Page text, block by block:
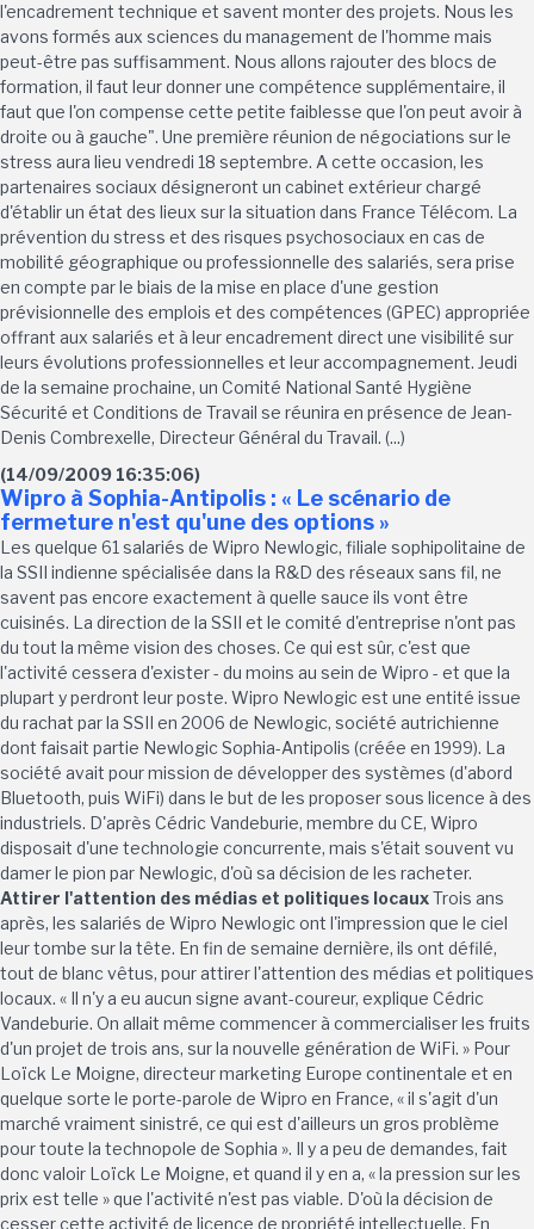
l'encadrement technique et savent monter des projets. Nous les
avons formés aux sciences du management de l'homme mais
peut-être pas suffisamment. Nous allons rajouter des blocs de
formation, il faut leur donner une compétence supplémentaire, il
faut que l'on compense cette petite faiblesse que l'on peut avoir à
droite ou à gauche". Une première réunion de négociations sur le
stress aura lieu vendredi 18 septembre. A cette occasion, les
partenaires sociaux désigneront un cabinet extérieur chargé
d'établir un état des lieux sur la situation dans France Télécom. La
prévention du stress et des risques psychosociaux en cas de
mobilité géographique ou professionnelle des salariés, sera prise
en compte par le biais de la mise en place d'une gestion
prévisionnelle des emplois et des compétences (GPEC) appropriée
offrant aux salariés et à leur encadrement direct une visibilité sur
leurs évolutions professionnelles et leur accompagnement. Jeudi
de la semaine prochaine, un Comité National Santé Hygiène
Sécurité et Conditions de Travail se réunira en présence de Jean-
Denis Combrexelle, Directeur Général du Travail. (...)
(14/09/2009 16:35:06)
Wipro à Sophia-Antipolis : « Le scénario de
fermeture n'est qu'une des options »
Les quelque 61 salariés de Wipro Newlogic, filiale sophipolitaine de
la SSII indienne spécialisée dans la R&D des réseaux sans fil, ne
savent pas encore exactement à quelle sauce ils vont être
cuisinés. La direction de la SSII et le comité d'entreprise n'ont pas
du tout la même vision des choses. Ce qui est sûr, c'est que
l'activité cessera d'exister - du moins au sein de Wipro - et que la
plupart y perdront leur poste. Wipro Newlogic est une entité issue
du rachat par la SSII en 2006 de Newlogic, société autrichienne
dont faisait partie Newlogic Sophia-Antipolis (créée en 1999). La
société avait pour mission de développer des systèmes (d'abord
Bluetooth, puis WiFi) dans le but de les proposer sous licence à des
industriels. D'après Cédric Vandeburie, membre du CE, Wipro
disposait d'une technologie concurrente, mais s'était souvent vu
damer le pion par Newlogic, d'où sa décision de les racheter.
Attirer l'attention des médias et politiques locauxTrois ans
après, les salariés de Wipro Newlogic ont l'impression que le ciel
leur tombe sur la tête. En fin de semaine dernière, ils ont défilé,
tout de blanc vêtus, pour attirer l'attention des médias et politiques
locaux. « Il n'y a eu aucun signe avant-coureur, explique Cédric
Vandeburie. On allait même commencer à commercialiser les fruits
d'un projet de trois ans, sur la nouvelle génération de WiFi. » Pour
Loïck Le Moigne, directeur marketing Europe continentale et en
quelque sorte le porte-parole de Wipro en France, « il s'agit d'un
marché vraiment sinistré, ce qui est d'ailleurs un gros problème
pour toute la technopole de Sophia ». Il y a peu de demandes, fait
donc valoir Loïck Le Moigne, et quand il y en a, « la pression sur les
prix est telle » que l'activité n'est pas viable. D'où la décision de
cesser cette activité de licence de propriété intellectuelle. En